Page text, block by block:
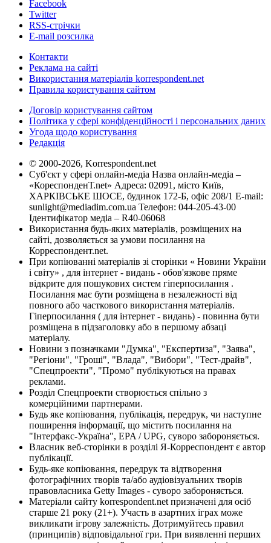
Facebook
Twitter
RSS-стрічки
E-mail розсилка
Контакти
Реклама на сайті
Використання матеріалів korrespondent.net
Правила користування сайтом
Договір користування сайтом
Політика у сфері конфіденційності і персональних даних
Угода щодо користування
Редакція
© 2000-2026, Korrespondent.net
Суб'єкт у сфері онлайн-медіа Назва онлайн-медіа –
«КореспонденТ.net» Адреса: 02091, місто Київ,
ХАРКІВСЬКЕ ШОСЕ, будинок 172-Б, офіс 208/1 E-mail:
sunlight@mediadim.com.ua Телефон: 044-205-43-00
Ідентифікатор медіа – R40-06068
Використання будь-яких матеріалів, розміщених на
сайті, дозволяється за умови посилання на
Корреспондент.net.
При копіюванні матеріалів зі сторінки « Новини України
і світу» , для інтернет - видань - обов'язкове пряме
відкрите для пошукових систем гіперпосилання .
Посилання має бути розміщена в незалежності від
повного або часткового використання матеріалів.
Гіперпосилання ( для інтернет - видань) - повинна бути
розміщена в підзаголовку або в першому абзаці
матеріалу.
Новини з позначками "Думка", "Експертиза", "Заява",
"Регіони", "Гроші", "Влада", "Вибори", "Тест-драйв",
"Спецпроекти", "Промо" публікуються на правах
реклами.
Розділ Спецпроекти створюється спільно з
комерційними партнерами.
Будь яке копіювання, публікація, передрук, чи наступне
поширення інформації, що містить посилання на
"Інтерфакс-Україна", EPA / UPG, суворо забороняється.
Власник веб-сторінки в розділі Я-Корреспондент є автор
публікації.
Будь-яке копіювання, передрук та відтворення
фотографічних творів та/або аудіовізуальних творів
правовласника Getty Images - суворо забороняється.
Матеріали сайту korrespondent.net призначені для осіб
старше 21 року (21+). Участь в азартних іграх може
викликати ігрову залежність. Дотримуйтесь правил
(принципів) відповідальної гри. При виявленні перших